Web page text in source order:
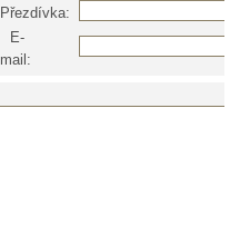
Přezdívka:
E-
mail: